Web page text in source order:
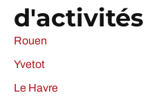
d'activités
Rouen
Yvetot
Le Havre